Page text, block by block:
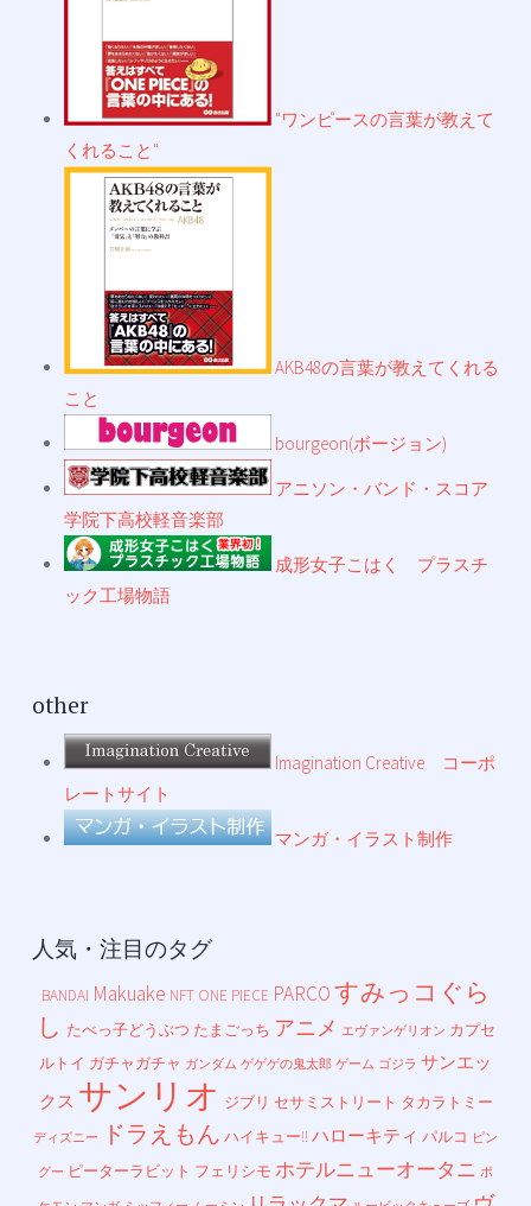
"ワンピースの言葉が教えて
くれること"
AKB48の言葉が教えてくれる
こと
bourgeon(ボージョン)
アニソン・バンド・スコア
学院下高校軽音楽部
成形女子こはく プラスチ
ック工場物語
other
Imagination Creative コーポ
レートサイト
マンガ・イラスト制作
人気・注目のタグ
BANDAI Makuake NFT ONE PIECE PARCOすみっコぐら
し たべっ子どうぶつ たまごっち アニメ エヴァンゲリオン カプセ
ルトイ ガチャガチャ ガンダム ゲゲゲの鬼太郎 ゲーム ゴジラ サンエッ
クス サンリオ ジブリ セサミストリート タカラトミー
ディズニー ドラえもん ハイキュー!!ハローキティ パルコ ピン
グー ピーターラビット フェリシモ ホテルニューオータニ ポ